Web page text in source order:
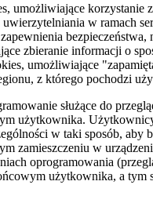
umożliwiające korzystanie
uwierzytelniania w ramach
zbieranie informacji o
umożliwiające
z którego pochodzi
służące do
użytkownika.
w taki sposób,
zamieszczeniu w
oprogramowania
użytkownika, a